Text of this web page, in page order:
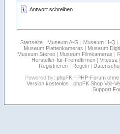
Antwort schreiben
Startseite | Museum A-G | Museum H-Q |
Museum Plattenkameras | Museum
Museum Stereo| Museum Filmkameras |
Hersteller-für-Fremdfirmen | Vitessa |
Registrieren | Regeln |
Powered by: phpFK - PHP-Forum ohne
Version kostenlos | phpFK Shop Voll-
Support